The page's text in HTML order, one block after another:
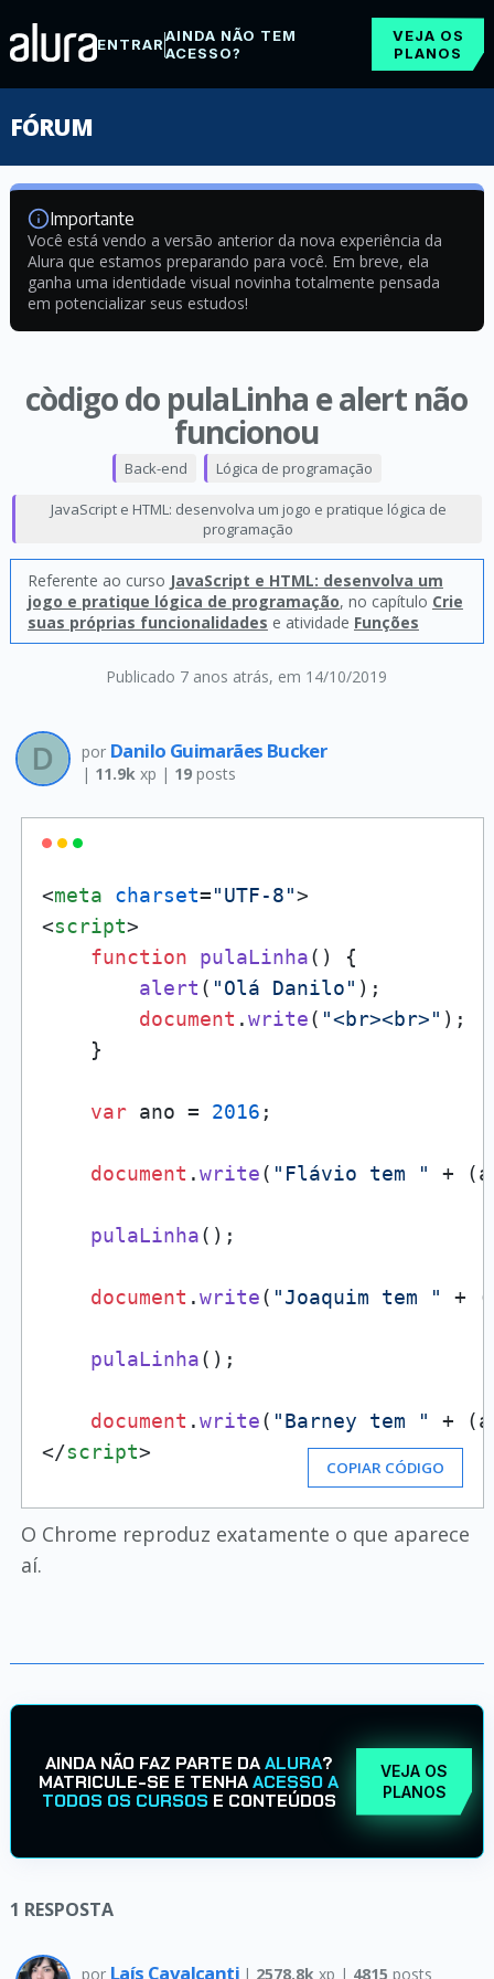
ENTRARAINDA NÃO TEM
ACESSO?
VEJA OS
PLANOS
FÓRUM
Importante
Você está vendo a versão anterior da nova experiência da
Alura que estamos preparando para você. Em breve, ela
ganha uma identidade visual novinha totalmente pensada
em potencializar seus estudos!
còdigo do pulaLinha e alert não
funcionou
Publicado 7 anos atrás, em 14/10/2019
Back-end Lógica de programação
JavaScript e HTML: desenvolva um jogo e pratique lógica de
programação
Referente ao curso JavaScript e HTML: desenvolva um
jogo e pratique lógica de programação, no capítulo Crie
suas próprias funcionalidades e atividade Funções
por Danilo Guimarães Bucker
| 11.9kxp | 19posts
<meta charset="UTF-8">
<script>
function
pulaLinha( ) {
alert ( "Olá Danilo" );
document .write( "<br><br>" );
    }
var ano = 2016 ;
document .write( "Flávio tem " +
pulaLinha();
document .write( "Joaquim tem " +
pulaLinha();
document .write( "Barney tem "
+
</script>
COPIAR CÓDIGO
O Chrome reproduz exatamente o que aparece
aí.
AINDA NÃO FAZ PARTE DAALURA?
MATRICULE-SE E TENHAACESSO A
TODOS OS CURSOS E CONTEÚDOS
VEJA OS
PLANOS
1 RESPOSTA
por Laís Cavalcanti | 2578.8k xp | 4815 posts